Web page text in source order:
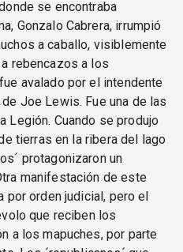
se encontraba
Gonzalo Cabrera, irrumpió
a caballo, visiblemente
rebencazos a los
avalado por el intendente
Joe Lewis. Fue una de las
Legión. Cuando se produjo
tierras en la ribera del lago
protagonizaron un
manifestación de este
orden judicial, pero el
que reciben los
a los mapuches, por parte